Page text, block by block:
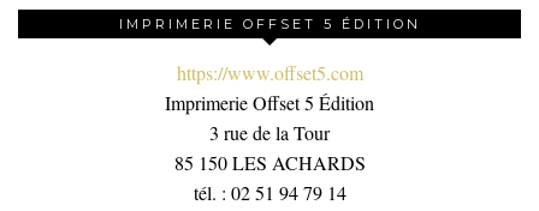
IMPRIMERIE OFFSET 5 ÉDITION
https://www.offset5.com
Imprimerie Offset 5 Édition
3 rue de la Tour
85 150 LES ACHARDS
tél. : 02 51 94 79 14